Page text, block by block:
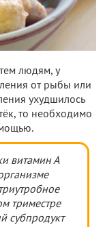
тем людям, у
от рыбы или
ухудшилось
то необходимо
витамин А
триместре
субпродукт